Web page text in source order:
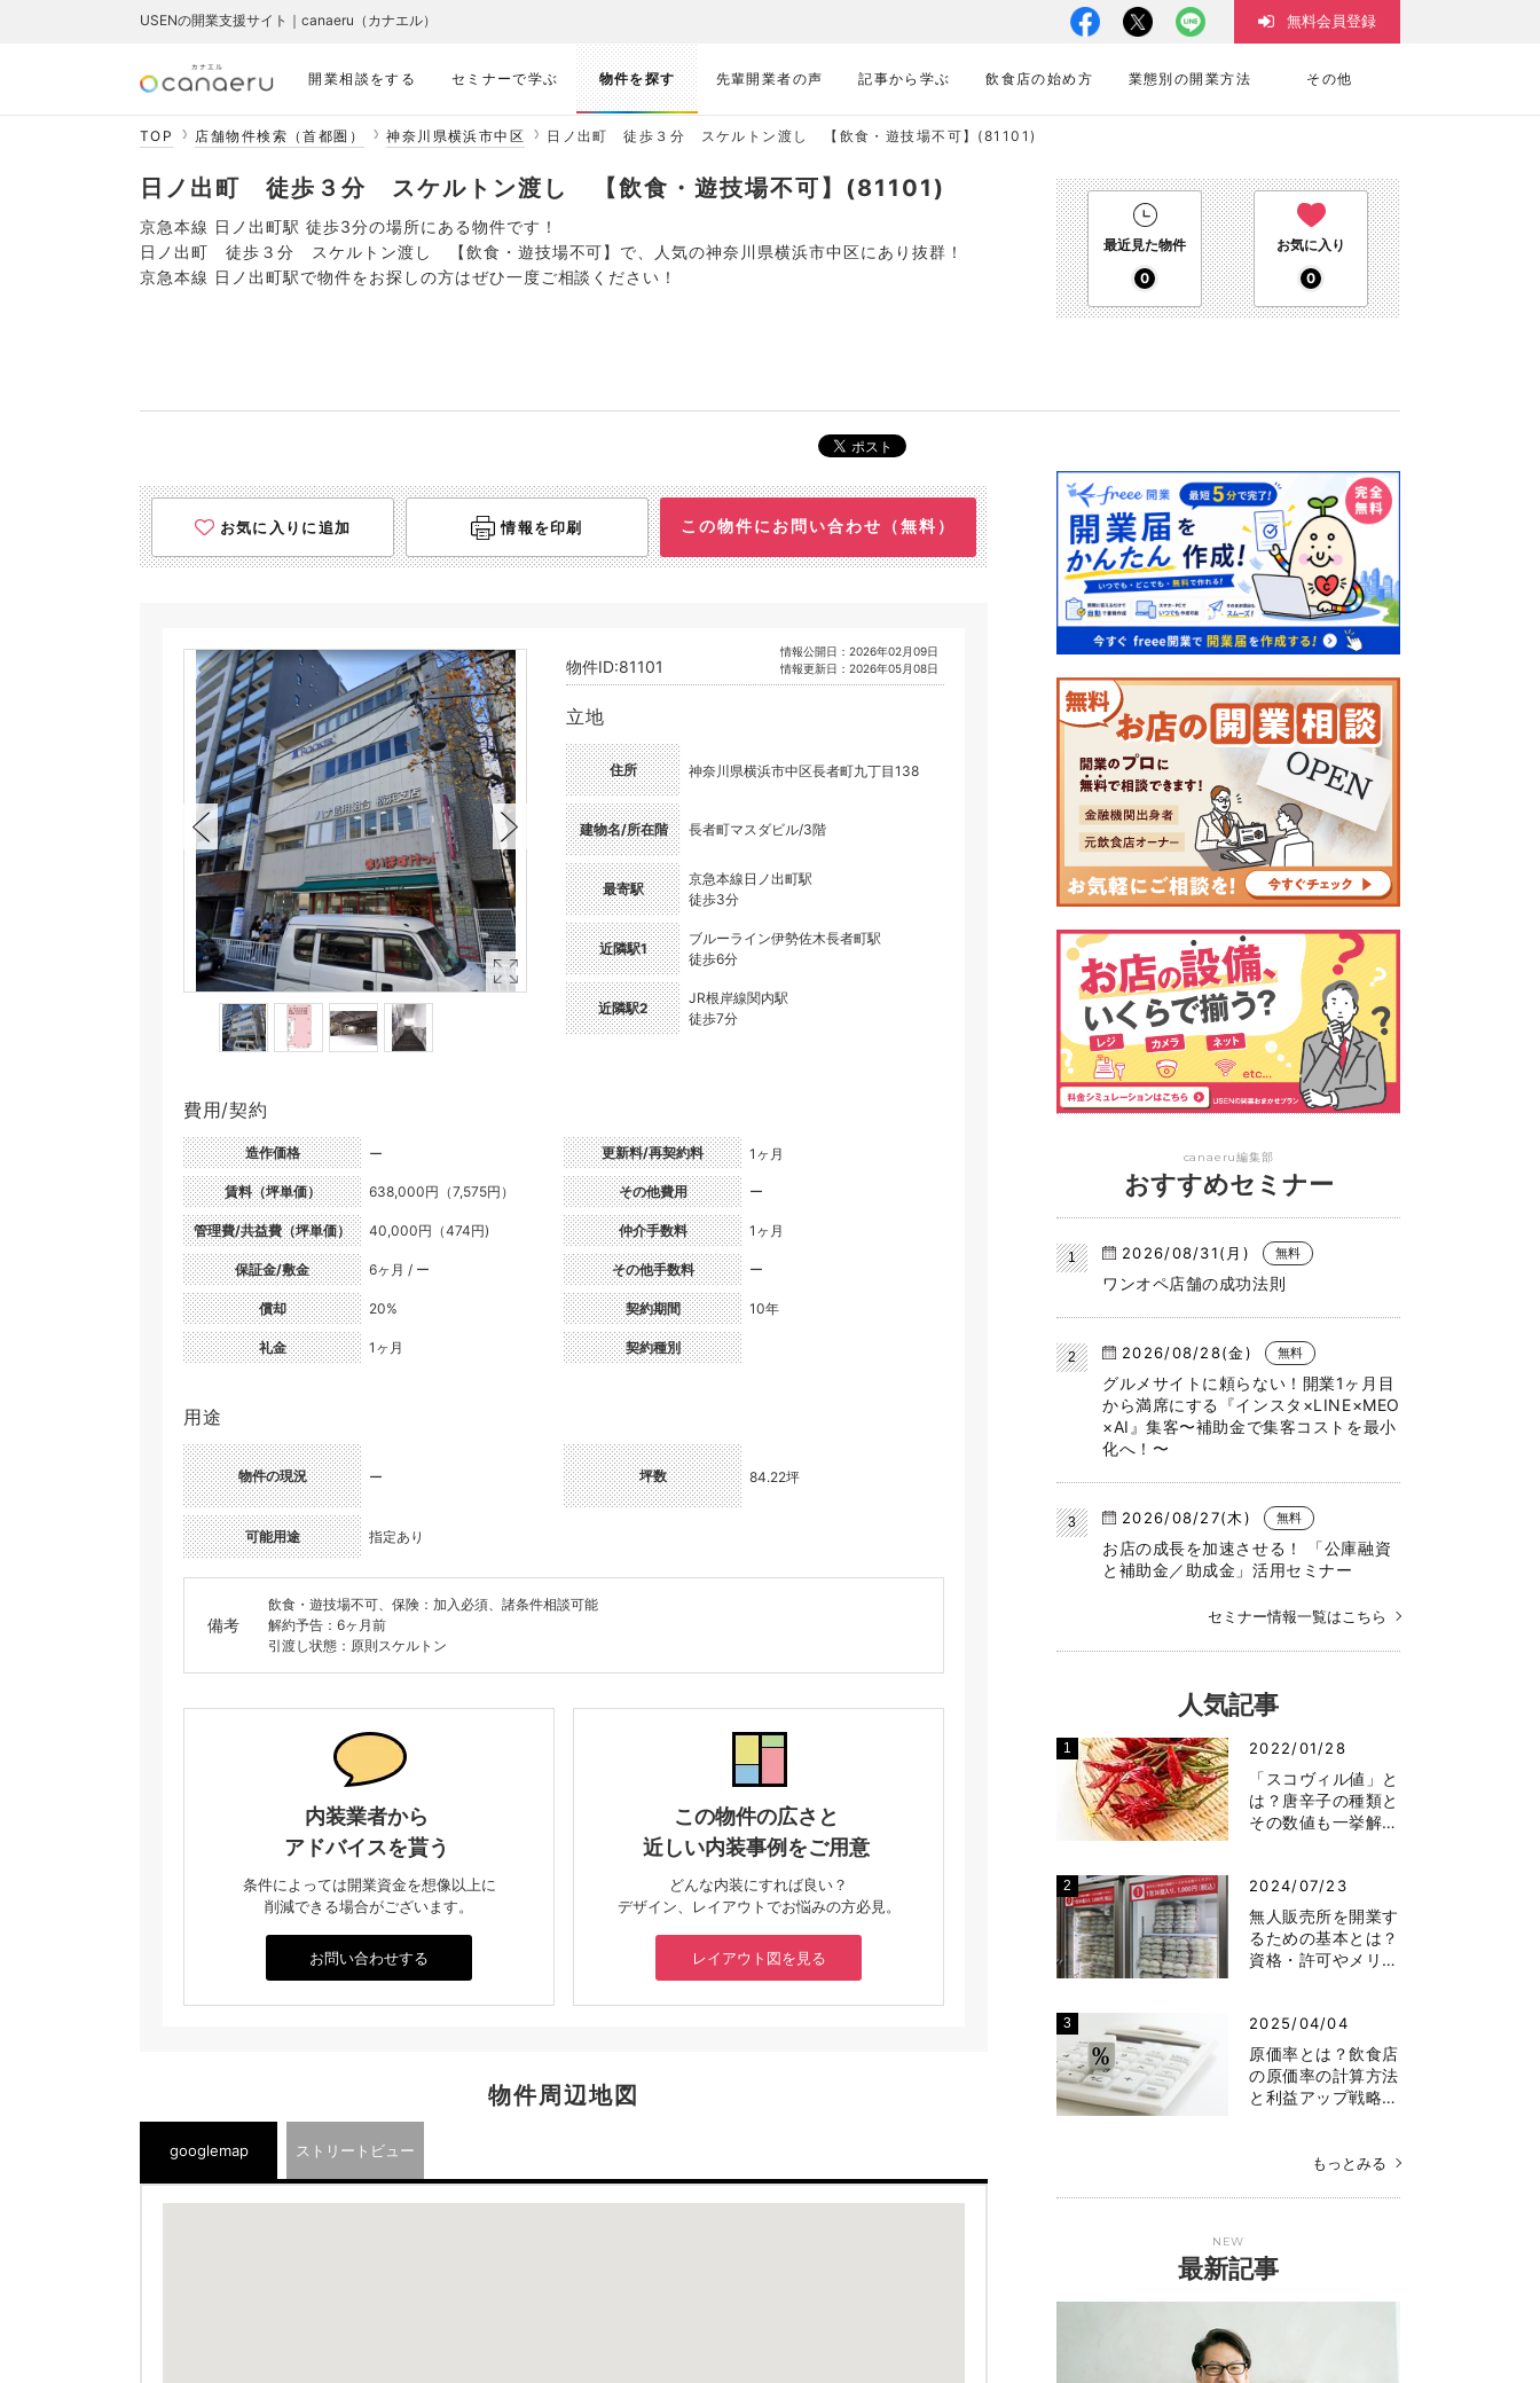
開業相談をする セミナーで学ぶ 物件を探す 先輩開業者の声 記事から学ぶ 飲食店の始め方 業態別の開業方法 その他
USENの開業支援サイト｜canaeru（カナエル） 無料会員登録
TOP 店舗物件検索（首都圏） 神奈川県横浜市中区 日ノ出町 徒歩３分 スケルトン渡し 【飲食・遊技場不可】(81101)
日ノ出町 徒歩３分 スケルトン渡し 【飲食・遊技場不可】(81101)
京急本線 日ノ出町駅 徒歩3分の場所にある物件です！
日ノ出町 徒歩３分 スケルトン渡し 【飲食・遊技場不可】で、人気の神奈川県横浜市中区にあり抜群！
京急本線 日ノ出町駅で物件をお探しの方はぜひ一度ご相談ください！
最近見た物件
0
お気に入り
0
お気に入りに追加 情報を印刷 この物件にお問い合わせ（無料）
物件ID:81101
情報公開日：2026年02月09日
情報更新日：2026年05月08日
立地
住所 神奈川県横浜市中区長者町九丁目138
建物名/所在階 長者町マスダビル/3階
最寄駅
京急本線日ノ出町駅
徒歩3分
近隣駅1
ブルーライン伊勢佐木長者町駅
徒歩6分
近隣駅2
JR根岸線関内駅
徒歩7分
費用/契約
造作価格 ー
賃料（坪単価） 638,000円（7,575円）
管理費/共益費（坪単価） 40,000円（474円)
保証金/敷金 6ヶ月 / ー
償却 20%
礼金 1ヶ月
更新料/再契約料 1ヶ月
その他費用 ー
仲介手数料 1ヶ月
その他手数料 ー
契約期間 10年
契約種別
用途
物件の現況 ー
可能用途 指定あり
坪数 84.22坪
備考
飲食・遊技場不可、保険：加入必須、諸条件相談可能
解約予告：6ヶ月前
引渡し状態：原則スケルトン
内装業者から
アドバイスを貰う
条件によっては開業資金を想像以上に
削減できる場合がございます。
お問い合わせする
この物件の広さと
近しい内装事例をご用意
どんな内装にすれば良い？
デザイン、レイアウトでお悩みの方必見。
レイアウト図を見る
物件周辺地図
googlemap ストリートビュー
canaeru編集部
おすすめセミナー
2026/08/31(月) 無料
ワンオペ店舗の成功法則
2026/08/28(金) 無料
グルメサイトに頼らない！開業1ヶ月目
から満席にする『インスタ×LINE×MEO
×AI』集客〜補助金で集客コストを最小
化へ！〜
2026/08/27(木) 無料
お店の成長を加速させる！ 「公庫融資
と補助金／助成金」活用セミナー
セミナー情報一覧はこちら
人気記事
2022/01/28
「スコヴィル値」と
は？唐辛子の種類と
その数値も一挙解…
2024/07/23
無人販売所を開業す
るための基本とは？
資格・許可やメリ…
2025/04/04
原価率とは？飲食店
の原価率の計算方法
と利益アップ戦略…
もっとみる
NEW
最新記事